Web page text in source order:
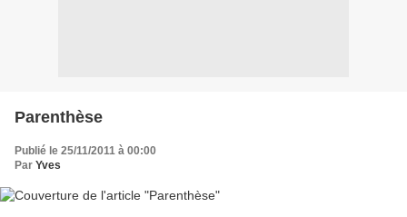
Parenthèse
Publié le 25/11/2011 à 00:00
Par Yves